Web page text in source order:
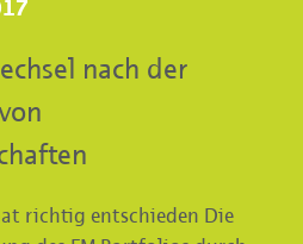
nach der
richtig entschieden Die